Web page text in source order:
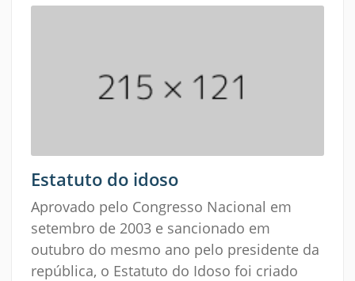
Estatuto do idoso
Aprovado pelo Congresso Nacional em
setembro de 2003 e sancionado em
outubro do mesmo ano pelo presidente da
república, o Estatuto do Idoso foi criado